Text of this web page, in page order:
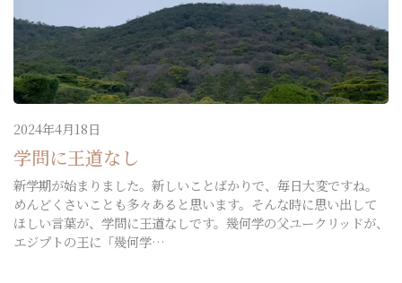
2024年4月18日
学問に王道なし
新学期が始まりました。新しいことばかりで、毎日大変ですね。
めんどくさいことも多々あると思います。そんな時に思い出して
ほしい言葉が、学問に王道なしです。幾何学の父ユークリッドが、
エジプトの王に「幾何学…